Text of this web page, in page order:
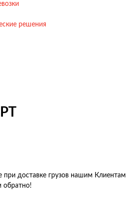
решения
при доставке грузов нашим Клиентам
обратно!